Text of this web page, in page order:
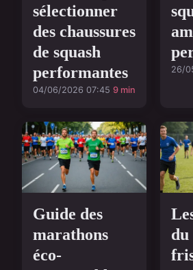
sélectionner
des chaussures
de squash
performantes
04/06/2026 07:45 9 min
26/
Guide des
marathons
éco-